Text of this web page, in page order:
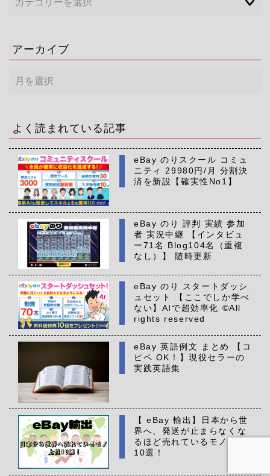
アーカイブ
ー
ブ
よく読まれている記事
eBay のりスクール コミュ
ニティ 29980円/月 分割決
済を新設【確実性No1】
eBay のり 評判 実績 参加
者 実況中継 【インタビュ
ー71名 Blog104名（重複
なし）】 随時更新
eBay のり スタートダッシ
ュセット 【ここでしか学べ
ない】AIで超効率化 ©All
rights reserved
eBay 英語例文 まとめ 【コ
ピペ OK！】現役セラーの
実践英語集
【 eBay 輸出】日本から世
界へ、発送が止まらなくな
るほど売れているモノ 上位
10選！